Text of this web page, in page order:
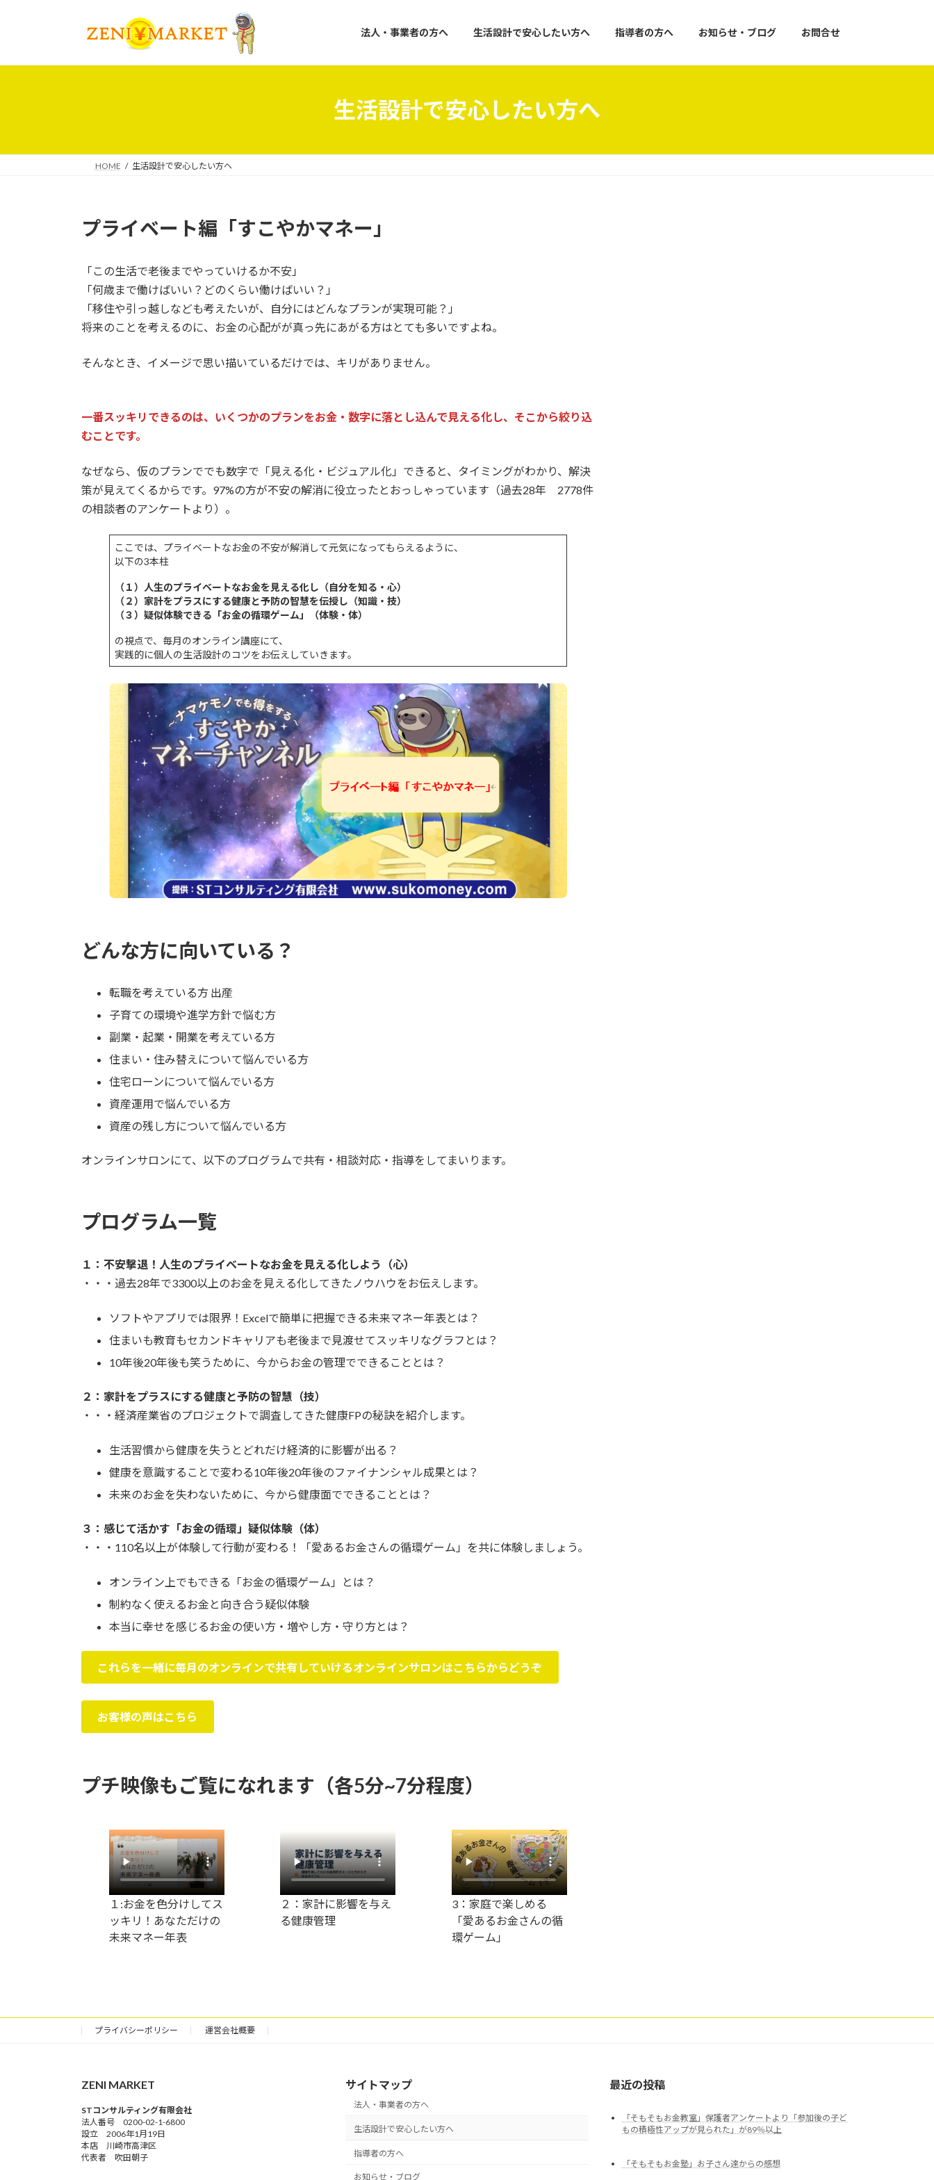
プ
動
法人・事業者の方へ 生活設計で安心したい方へ 指導者の方へ お知らせ・ブログ お問合せ
生活設計で安心したい方へ
HOME 生活設計で安心したい方へ
プライベート編「すこやかマネー」
「この生活で老後までやっていけるか不安」
「何歳まで働けばいい？どのくらい働けばいい？」
「移住や引っ越しなども考えたいが、自分にはどんなプランが実現可能？」
将来のことを考えるのに、お金の心配がが真っ先にあがる方はとても多いですよね。
そんなとき、イメージで思い描いているだけでは、キリがありません。
一番スッキリできるのは、いくつかのプランをお金・数字に落とし込んで見える化し、そこから絞り込
むことです。
なぜなら、仮のプランででも数字で「見える化・ビジュアル化」できると、タイミングがわかり、解決
策が見えてくるからです。97%の方が不安の解消に役立ったとおっしゃっています（過去28年 2778件
の相談者のアンケートより）。
ここでは、プライベートなお金の不安が解消して元気になってもらえるように、
以下の3本柱
（１）人生のプライベートなお金を見える化し（自分を知る・心）
（２）家計をプラスにする健康と予防の智慧を伝授し（知識・技）
（３）疑似体験できる「お金の循環ゲーム」（体験・体）
の視点で、毎月のオンライン講座にて、
実践的に個人の生活設計のコツをお伝えしていきます。
どんな方に向いている？
転職を考えている方 出産
子育ての環境や進学方針で悩む方
副業・起業・開業を考えている方
住まい・住み替えについて悩んでいる方
住宅ローンについて悩んでいる方
資産運用で悩んでいる方
資産の残し方について悩んでいる方
オンラインサロンにて、以下のプログラムで共有・相談対応・指導をしてまいります。
プログラム一覧
１：不安撃退！人生のプライベートなお金を見える化しよう（心）
・・・過去28年で3300以上のお金を見える化してきたノウハウをお伝えします。
ソフトやアプリでは限界！Excelで簡単に把握できる未来マネー年表とは？
住まいも教育もセカンドキャリアも老後まで見渡せてスッキリなグラフとは？
10年後20年後も笑うために、今からお金の管理でできることとは？
２：家計をプラスにする健康と予防の智慧（技）
・・・経済産業省のプロジェクトで調査してきた健康FPの秘訣を紹介します。
生活習慣から健康を失うとどれだけ経済的に影響が出る？
健康を意識することで変わる10年後20年後のファイナンシャル成果とは？
未来のお金を失わないために、今から健康面でできることとは？
３：感じて活かす「お金の循環」疑似体験（体）
・・・110名以上が体験して行動が変わる！「愛あるお金さんの循環ゲーム」を共に体験しましょう。
オンライン上でもできる「お金の循環ゲーム」とは？
制約なく使えるお金と向き合う疑似体験
本当に幸せを感じるお金の使い方・増やし方・守り方とは？
これらを一緒に毎月のオンラインで共有していけるオンラインサロンはこちらからどうぞ
お客様の声はこちら
プチ映像もご覧になれます（各5分~7分程度）
１:お金を色分けしてス
ッキリ！あなただけの
未来マネー年表
２：家計に影響を与え
る健康管理
3：家庭で楽しめる
「愛あるお金さんの循
環ゲーム」
プライバシーポリシー 運営会社概要
ZENI MARKET
STコンサルティング有限会社
法人番号 0200-02-1-6800
設立 2006年1月19日
本店 川崎市高津区
代表者 吹田朝子
サイトマップ
法人・事業者の方へ
生活設計で安心したい方へ
指導者の方へ
お知らせ・ブログ
最近の投稿
「そもそもお金教室」保護者アンケートより「参加後の子ど
もの積極性アップが見られた」が89％以上
「そもそもお金塾」お子さん達からの感想